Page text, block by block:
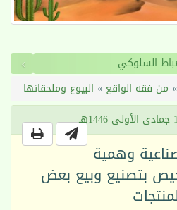
السلوكي ›
» من فقه الواقع » البيوع وملحقاتها
وهمية
بتصنيع وبيع بعض